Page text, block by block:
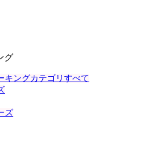
グ
キングカテゴリすべて
ズ